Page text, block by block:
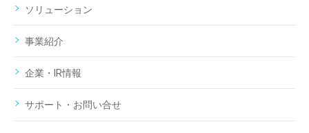
ソリューション
事業紹介
企業・IR情報
サポート・お問い合せ